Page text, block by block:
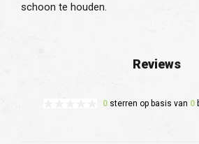
schoon te houden.
Reviews
0 sterren op basis van 0